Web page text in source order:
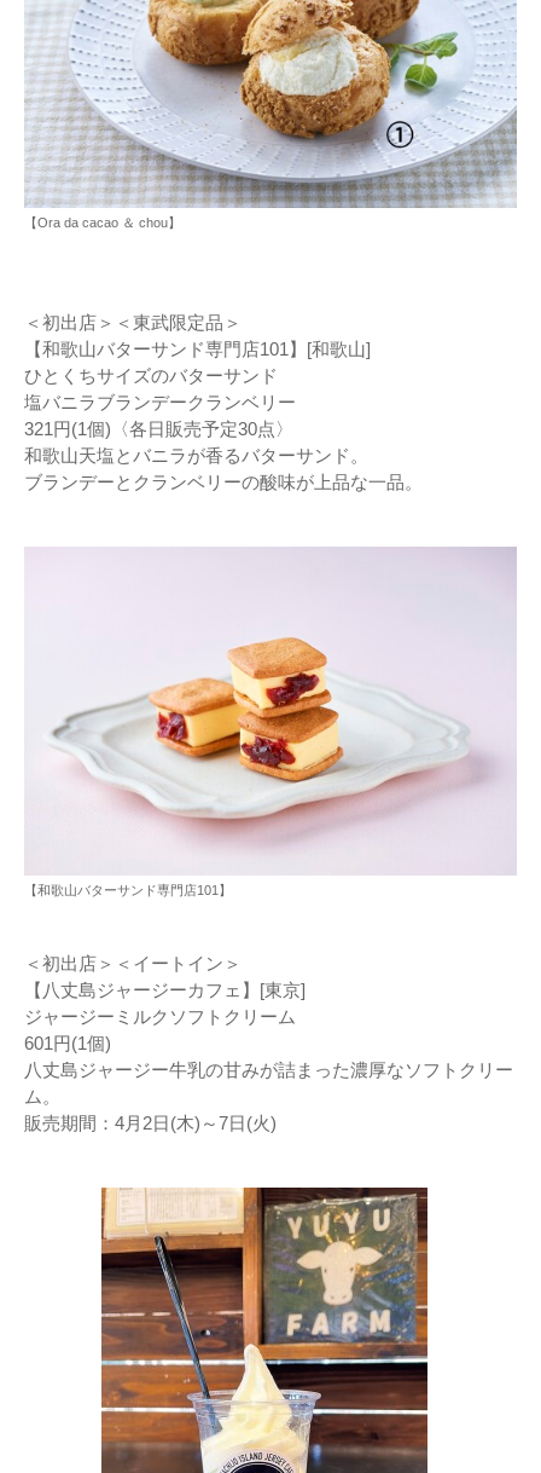
【Ora da cacao ＆ chou】
＜初出店＞＜東武限定品＞
【和歌山バターサンド専門店101】[和歌山]
ひとくちサイズのバターサンド
塩バニラブランデークランベリー
321円(1個)〈各日販売予定30点〉
和歌山天塩とバニラが香るバターサンド。
ブランデーとクランベリーの酸味が上品な一品。
【和歌山バターサンド専門店101】
＜初出店＞＜イートイン＞
【八丈島ジャージーカフェ】[東京]
ジャージーミルクソフトクリーム
601円(1個)
八丈島ジャージー牛乳の甘みが詰まった濃厚なソフトクリー
ム。
販売期間：4月2日(木)～7日(火)